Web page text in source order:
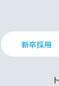
新卒採用